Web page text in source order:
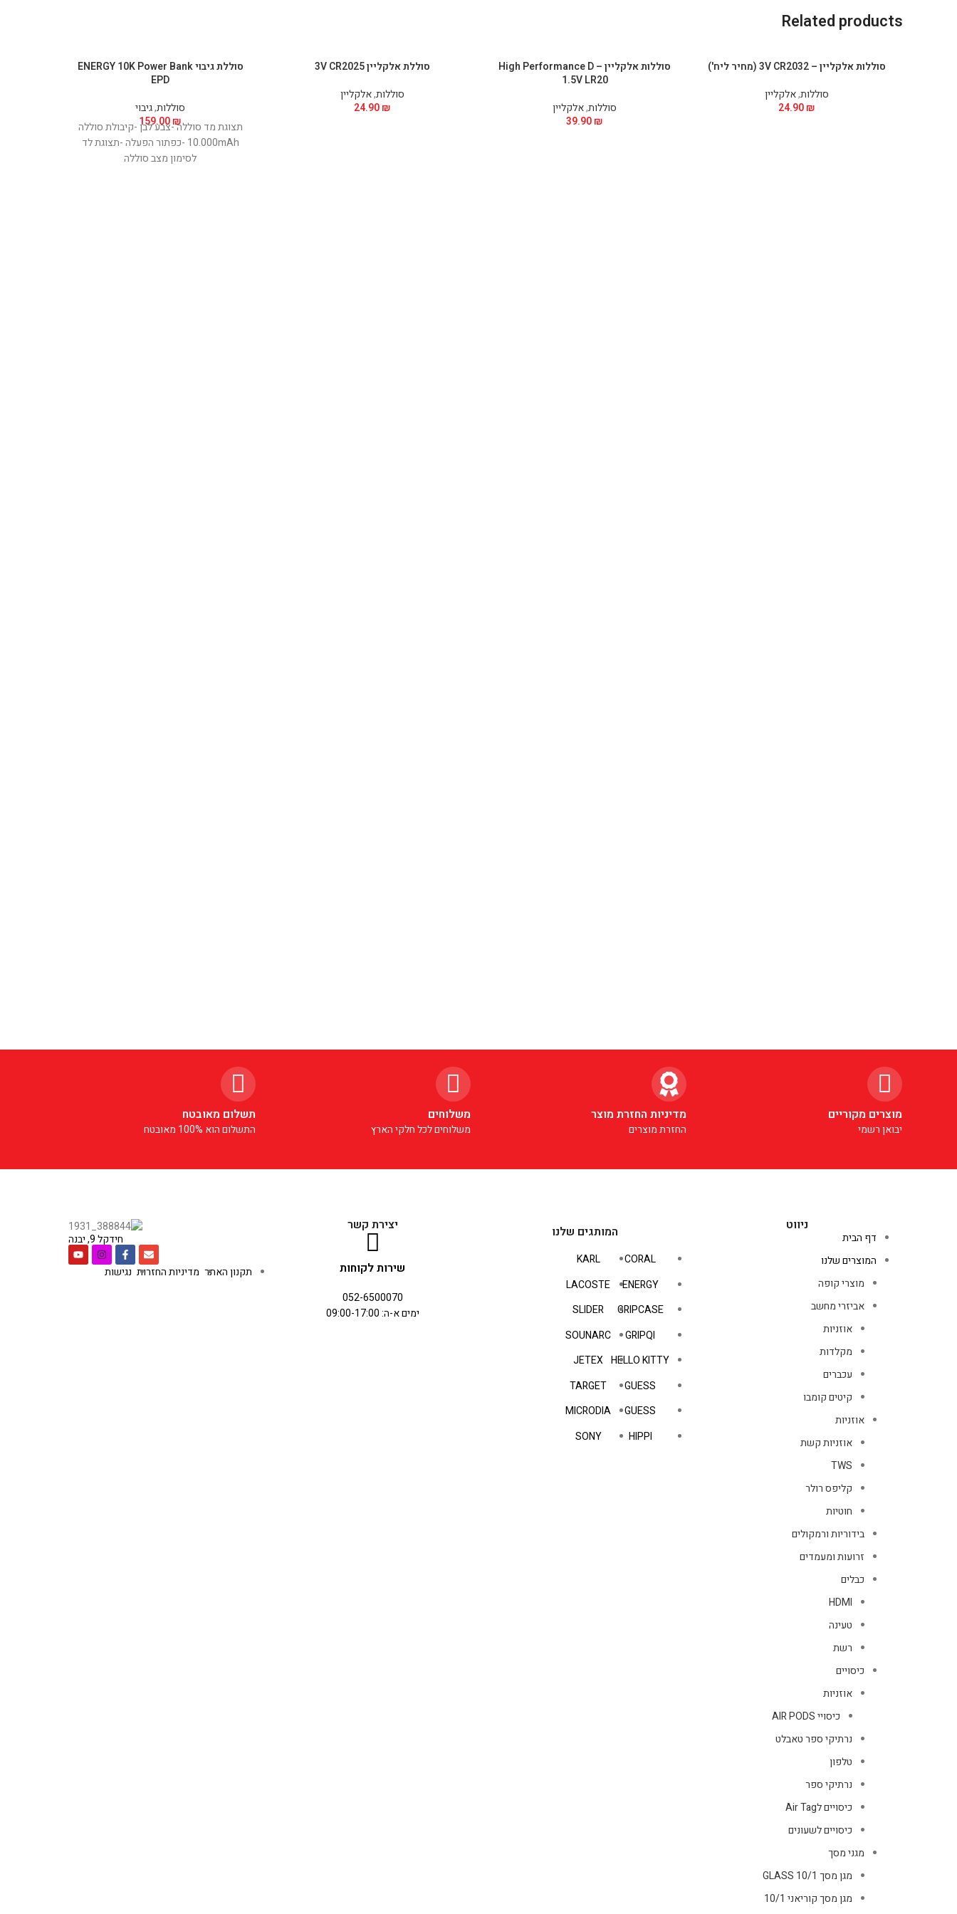
Related products
סוללות אלקליין – 3V CR2032 (מחיר ליח')
סוללות,אלקליין
24.90₪
סוללות אלקליין – High Performance D
1.5V LR20
סוללות,אלקליין
39.90₪
סוללת אלקליין 3V CR2025
סוללות,אלקליין
24.90₪
סוללת גיבוי ENERGY 10K Power Bank
EPD
סוללות,גיבוי
159.00₪
תצוגת מד סוללה -צבע לבן -קיבולת סוללה
10.000mAh -כפתור הפעלה -תצוגת לד
לסימון מצב סוללה
מוצרים מקוריים
יבואן רשמי
מדיניות החזרת מוצר
החזרת מוצרים
משלוחים
משלוחים לכל חלקי הארץ
תשלום מאובטח
התשלום הוא 100% מאובטח
ניווט
דף הבית
המוצרים שלנו
מוצרי קופה
אביזרי מחשב
אוזניות
מקלדות
עכברים
קיטים קומבו
אוזניות
אוזניות קשת
TWS
קליפס רולר
חוטיות
בידוריות ורמקולים
זרועות ומעמדים
כבלים
HDMI
טעינה
רשת
כיסויים
אוזניות
כיסויי AIR PODS
נרתיקי ספר טאבלט
טלפון
נרתיקי ספר
כיסויים לAir Tag
כיסויים לשעונים
מגני מסך
מגן מסך GLASS 10/1
מגן מסך קוריאני 10/1
המותגים שלנו
CORAL
ENERGY
GRIPCASE
GRIPQI
HELLO KITTY
GUESS
GUESS
HIPPI
KARL
LACOSTE
SLIDER
SOUNARC
JETEX
TARGET
MICRODIA
SONY
יצירת קשר
שירות לקוחות
052-6500070
ימים א-ה: 09:00-17:00
חידקל 9, יבנה
תקנון האתר מדיניות החזרות נגישות